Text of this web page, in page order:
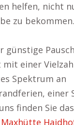
helfen, nicht
zu bekommen.
günstige
einer
Spektrum an
einer
finden Sie